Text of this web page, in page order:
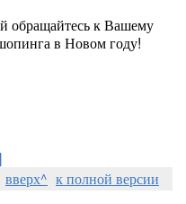
обращайтесь к Вашему
в Новом году!
вверх^ к полной версии